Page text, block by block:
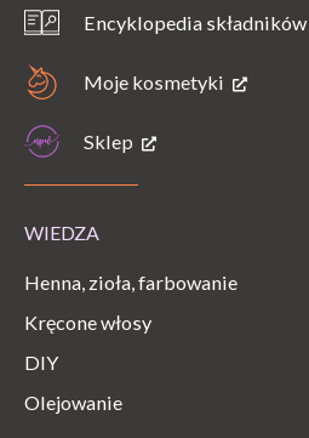
Encyklopedia składników
Moje kosmetyki
Sklep
WIEDZA
Henna, zioła, farbowanie
Kręcone włosy
DIY
Olejowanie